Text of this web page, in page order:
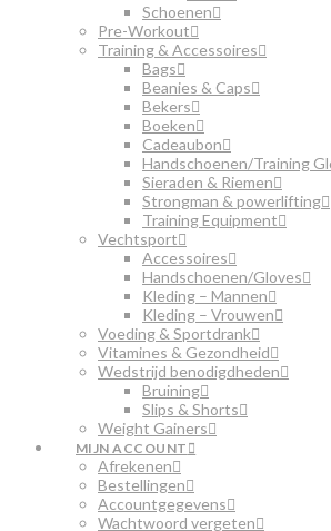
Schoenen
Pre-Workout
Training & Accessoires
Bags
Beanies & Caps
Bekers
Boeken
Cadeaubon
Handschoenen/Training
Sieraden & Riemen
Strongman & powerlifting
Training Equipment
Vechtsport
Accessoires
Handschoenen/Gloves
Kleding – Mannen
Kleding – Vrouwen
Voeding & Sportdrank
Vitamines & Gezondheid
Wedstrijd benodigdheden
Bruining
Slips & Shorts
Weight Gainers
MIJN ACCOUNT
Afrekenen
Bestellingen
Accountgegevens
Wachtwoord vergeten